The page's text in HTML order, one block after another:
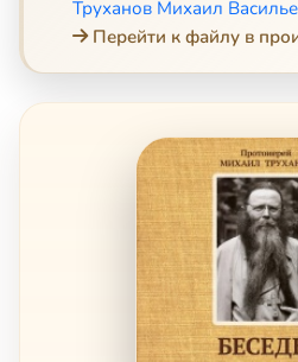
Труханов Михаил
Перейти к файлу в